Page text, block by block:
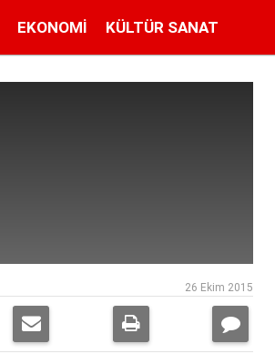
EKONOMI KÜLTÜR SANAT
26 Ekim 2015